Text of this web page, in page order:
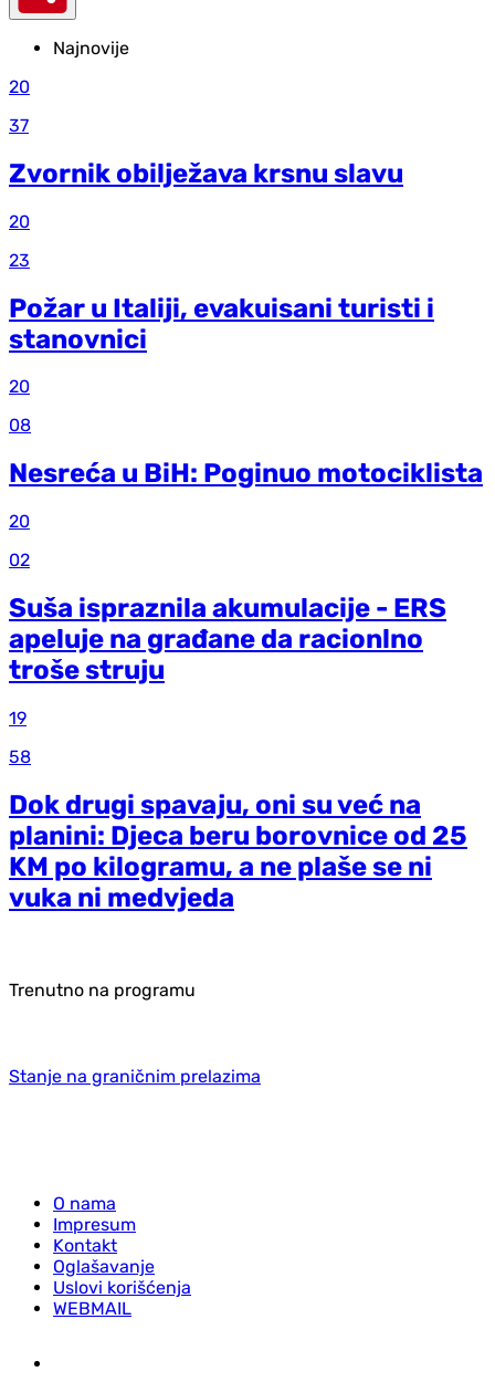
Najnovije
20
37
Zvornik obilježava krsnu slavu
20
23
Požar u Italiji, evakuisani turisti i
stanovnici
20
08
Nesreća u BiH: Poginuo motociklista
20
02
Suša ispraznila akumulacije - ERS
apeluje na građane da racionlno
troše struju
19
58
Dok drugi spavaju, oni su već na
planini: Djeca beru borovnice od 25
KM po kilogramu, a ne plaše se ni
vuka ni medvjeda
Trenutno na programu
Stanje na graničnim prelazima
O nama
Impresum
Kontakt
Oglašavanje
Uslovi korišćenja
WEBMAIL